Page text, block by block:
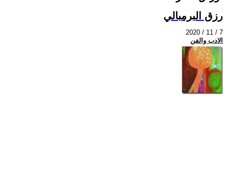
رزق البرمبالي
2020 / 11 / 7
الادب والفن